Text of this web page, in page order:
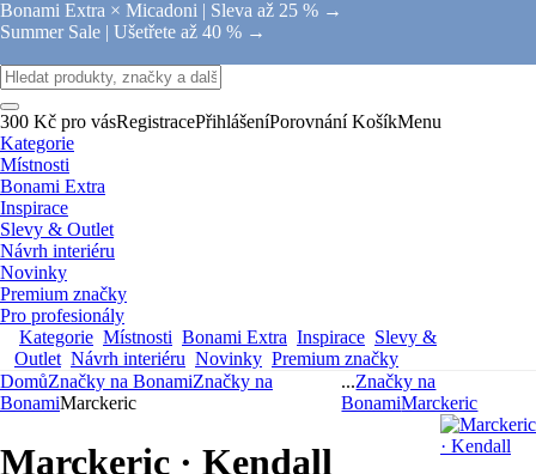
Bonami Extra × Micadoni | Sleva až 25 % →
Summer Sale | Ušetřete až 40 % →
300 Kč pro vásRegistracePřihlášeníPorovnání KošíkMenu
Kategorie
Místnosti
Bonami Extra
Inspirace
Slevy & Outlet
Návrh interiéru
Novinky
Premium značky
Pro profesionály
Kategorie Místnosti Bonami Extra Inspirace Slevy &
Outlet Návrh interiéru Novinky Premium značky
DomůZnačky na BonamiZnačky na
BonamiMarckeric
...Značky na
BonamiMarckeric
Marckeric · Kendall